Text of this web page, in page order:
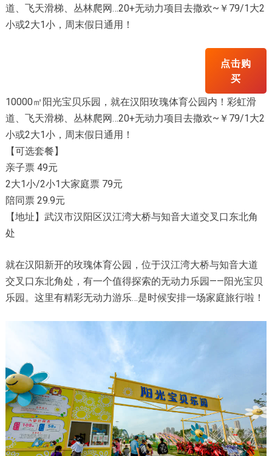
道、飞天滑梯、丛林爬网…20+无动力项目去撒欢~￥79/1大2
小或2大1小，周末假日通用！
点击购
买
10000㎡阳光宝贝乐园，就在汉阳玫瑰体育公园内！彩虹滑
道、飞天滑梯、丛林爬网…20+无动力项目去撒欢~￥79/1大2
小或2大1小，周末假日通用！
【可选套餐】
亲子票 49元
2大1小/2小1大家庭票 79元
陪同票 29.9元
【地址】武汉市汉阳区汉江湾大桥与知音大道交叉口东北角
处
就在汉阳新开的玫瑰体育公园，位于汉江湾大桥与知音大道
交叉口东北角处，有一个值得探索的无动力乐园——阳光宝贝
乐园。这里有精彩无动力游乐…是时候安排一场家庭旅行啦！